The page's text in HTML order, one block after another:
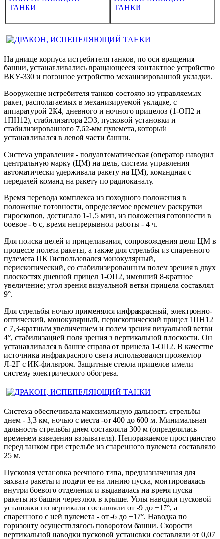
На днище корпуса истребителя танков, по оси вращения
башни, устанавливались вращающееся контактное устройство
ВКУ-330 и погонное устройство механизированной укладки.
Вооружение истребителя танков состояло из управляемых
ракет, располагаемых в механизируемой укладке, с
аппаратурой 2К4, дневного и ночного прицелов (1-ОП2 и
1ПН12), стабилизатора 2ЭЗ, пусковой установки и
стабилизированного 7,62-мм пулемета, который
устанавливался в левой части башни.
Система управления - полуавтоматическая (оператор наводил
центральную марку (ЦМ) на цель, система управления
автоматически удерживала ракету на ЦМ), командная с
передачей команд на ракету по радиоканалу.
Время перевода комплекса из походного положения в
положение готовности, определяемое временем раскрутки
гироскопов, достигало 1-1,5 мин, из положения готовности в
боевое - 6 с, время непрерывной работы - 4 ч.
Для поиска целей и прицеливания, сопровождения цели ЦМ в
процессе полета ракеты, а также для стрельбы из спаренного
пулемета ПКТиспользовался монокулярный,
перископический, со стабилизированным полем зрения в двух
плоскостях дневной прицел 1-ОП2, имевший 8-кратное
увеличение; угол зрения визуальной ветви прицела составлял
9°.
Для стрельбы ночью применялся инфракрасный, электронно-
оптический, монокулярный, перископический прицел 1ПН12
с 7,3-кратным увеличением и полем зрения визуальной ветви
4°, стабилизацией поля зрения в вертикальной плоскости. Он
устанавливался в башне справа от прицела 1-ОП2. В качестве
источника инфракрасного света использовался прожектор
Л-2Г с ИК-фильтром. Защитные стекла прицелов имели
систему электрического обогрева.
Система обеспечивала максимальную дальность стрельбы
днем - 3,3 км, ночью с места -от 400 до 600 м. Минимальная
дальность стрельбы днем составляла 300 м (определялась
временем взведения взрывателя). Непоражаемое пространство
перед танком при стрельбе из спаренного пулемета составляло
25 м.
Пусковая установка реечного типа, предназначенная для
захвата ракеты и подачи ее на линию пуска, монтировалась
внутри боевого отделения и выдавалась на время пуска
ракеты из башни через люк в крыше. Углы наводки пусковой
установки по вертикали составляли от -9 до +17°, а
спаренного с ней пулемета - от -6 до +17°. Наводка по
горизонту осуществлялось поворотом башни. Скорости
вертикальной наводки пусковой установки составляли от 0,07